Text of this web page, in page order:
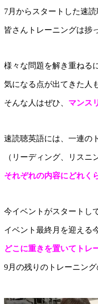
7月からスタートした速
皆さんトレーニングは捗
様々な問題を解き重ねる
気になる点が出てきた人
そんな人はぜひ、 マンス
速読聴英語には、一連の
（リーディング、リスニ
それぞれの内容にどれく
今イベントがスタートし
イベント最終月を迎える
どこに重きを置いてトレ
9月の残りのトレーニン